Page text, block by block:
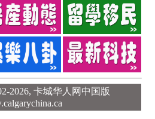
2026, 卡城华人网中国版